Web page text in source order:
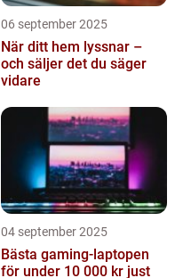
06 september 2025
När ditt hem lyssnar –
och säljer det du säger
vidare
04 september 2025
Bästa gaming-laptopen
för under 10 000 kr just